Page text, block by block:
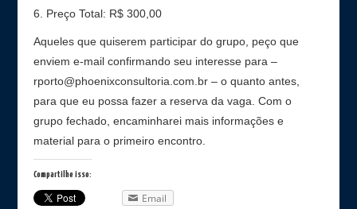
6. Preço Total: R$ 300,00
Aqueles que quiserem participar do grupo, peço que
enviem e-mail confirmando seu interesse para –
rporto@phoenixconsultoria.com.br – o quanto antes,
para que eu possa fazer a reserva da vaga. Com o
grupo fechado, encaminharei mais informações e
material para o primeiro encontro.
Compartilhe isso:
Email